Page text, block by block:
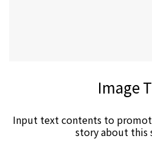
Image
Input text contents to
story about this